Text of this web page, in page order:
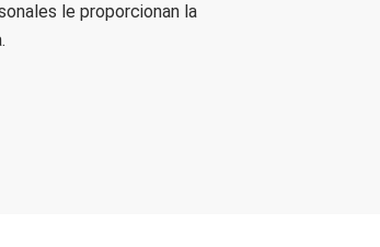
le proporcionan la